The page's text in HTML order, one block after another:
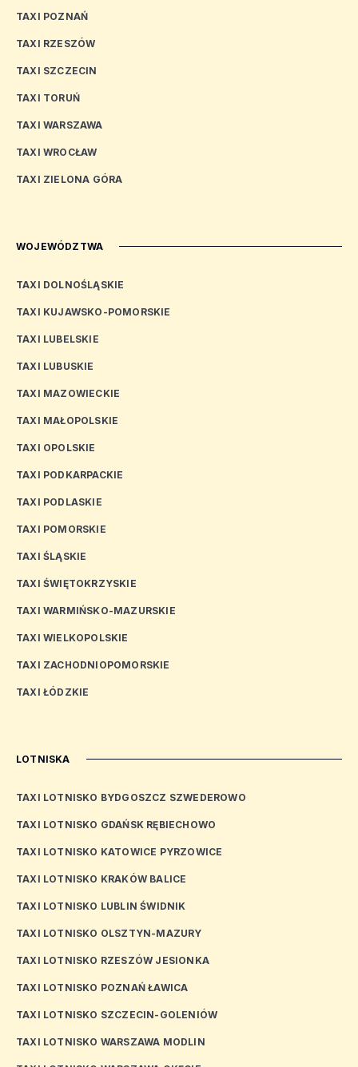
TAXI POZNAŃ
TAXI RZESZÓW
TAXI SZCZECIN
TAXI TORUŃ
TAXI WARSZAWA
TAXI WROCŁAW
TAXI ZIELONA GÓRA
WOJEWÓDZTWA
TAXI DOLNOŚLĄSKIE
TAXI KUJAWSKO-POMORSKIE
TAXI LUBELSKIE
TAXI LUBUSKIE
TAXI MAZOWIECKIE
TAXI MAŁOPOLSKIE
TAXI OPOLSKIE
TAXI PODKARPACKIE
TAXI PODLASKIE
TAXI POMORSKIE
TAXI ŚLĄSKIE
TAXI ŚWIĘTOKRZYSKIE
TAXI WARMIŃSKO-MAZURSKIE
TAXI WIELKOPOLSKIE
TAXI ZACHODNIOPOMORSKIE
TAXI ŁÓDZKIE
LOTNISKA
TAXI LOTNISKO BYDGOSZCZ SZWEDEROWO
TAXI LOTNISKO GDAŃSK RĘBIECHOWO
TAXI LOTNISKO KATOWICE PYRZOWICE
TAXI LOTNISKO KRAKÓW BALICE
TAXI LOTNISKO LUBLIN ŚWIDNIK
TAXI LOTNISKO OLSZTYN-MAZURY
TAXI LOTNISKO RZESZÓW JESIONKA
TAXI LOTNISKO POZNAŃ ŁAWICA
TAXI LOTNISKO SZCZECIN-GOLENIÓW
TAXI LOTNISKO WARSZAWA MODLIN